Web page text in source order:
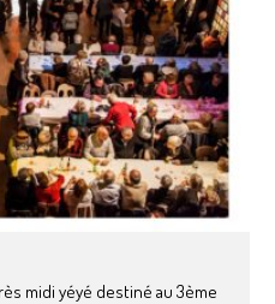
midi yéyé destiné au 3ème